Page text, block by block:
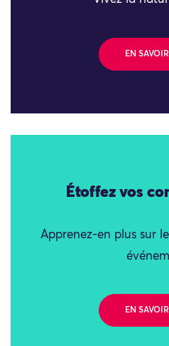
EN
Étoffez vos
Apprenez-en plus sur
EN